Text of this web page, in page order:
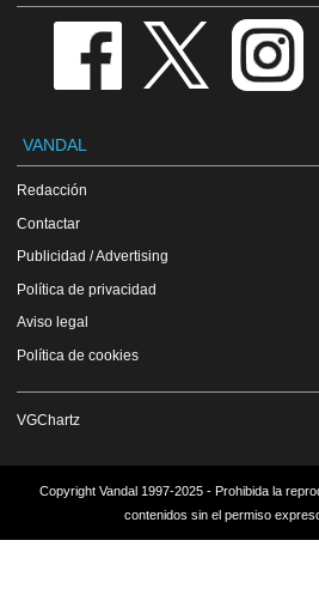
VANDAL
Redacción
Contactar
Publicidad / Advertising
Política de privacidad
Aviso legal
Política de cookies
VGChartz
Copyright Vandal 1997-2025 - Prohibida la
contenidos sin el permiso